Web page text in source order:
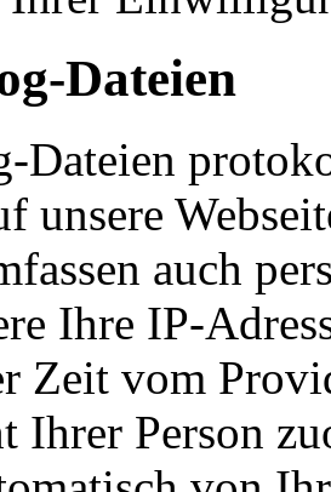
Dateien
Dateien
unsere
auch
Ihre IP-
Zeit vom
Ihrer Person